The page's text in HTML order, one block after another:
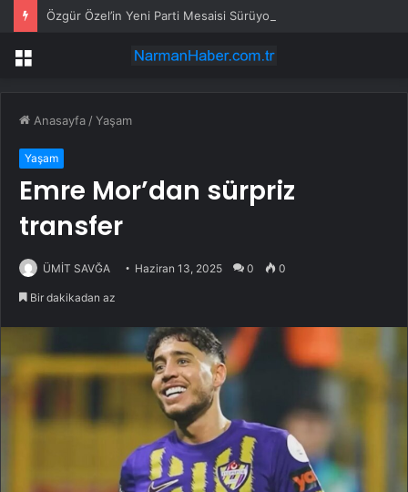
Menü
Anasayfa /Yaşam
Yaşam
Emre Mor’dan sürpriz
transfer
ÜMİT SAVĞA Haziran 13, 2025 0 0
Bir dakikadan az